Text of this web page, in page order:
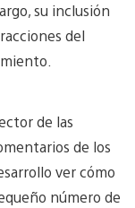
su inclusión
del
de las
de los
ver cómo
número de